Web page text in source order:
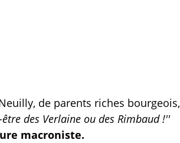
de parents riches bourgeois,
des Verlaine ou des Rimbaud !''
macroniste.